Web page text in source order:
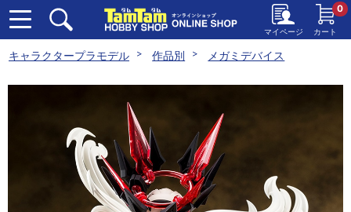
マイページ カート
0
キャラクタープラモデル 作品別 メガミデバイス